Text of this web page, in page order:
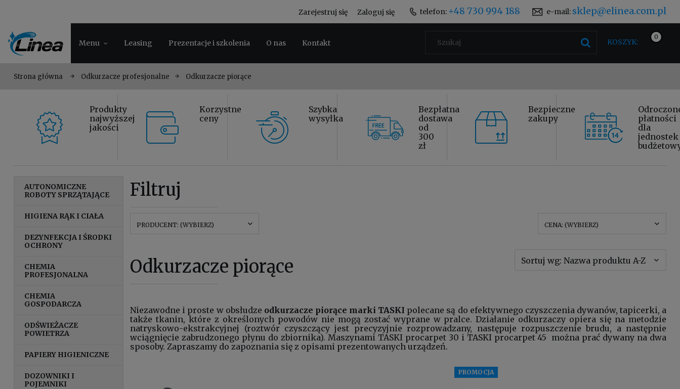
telefon: +48 730 994 188 e-mail: sklep@elinea.com.pl
Zarejestruj się Zaloguj się
Menu Leasing Prezentacje i szkolenia O nas Kontakt KOSZYK:
Strona główna Odkurzacze profesjonalne Odkurzacze piorące
Produkty
najwyższej
jakości
Korzystne
ceny
Szybka
wysyłka
Bezpłatna
dostawa
od
300
zł
Bezpieczne
zakupy
płatności
dla
jednostek
AUTONOMICZNE
ROBOTY SPRZĄTAJĄCE
HIGIENA RĄK I CIAŁA
DEZYNFEKCJA I ŚRODKI
OCHRONY
CHEMIA
PROFESJONALNA
CHEMIA
GOSPODARCZA
ODŚWIEŻACZE
POWIETRZA
PAPIERY HIGIENICZNE
DOZOWNIKI I
POJEMNIKI
Filtruj
PRODUCENT: (WYBIERZ) CENA: (WYBIERZ)
Odkurzacze piorące Sortuj wg:Nazwa produktu A-Z
Niezawodne i proste w obsłudze odkurzacze piorące marki TASKI polecane są do efektywnego czyszczenia dywanów, tapicerki, a
także tkanin, które z określonych powodów nie mogą zostać wyprane w pralce. Działanie odkurzaczy opiera się na metodzie
natryskowo-ekstrakcyjnej (roztwór czyszczący jest precyzyjnie rozprowadzany, następuje rozpuszczenie brudu, a następnie
wciągnięcie zabrudzonego płynu do zbiornika). Maszynami TASKI procarpet 30 i TASKI procarpet 45 można prać dywany na dwa
sposoby. Zapraszamy do zapoznania się z opisami prezentowanych urządzeń.
PROMOCJA